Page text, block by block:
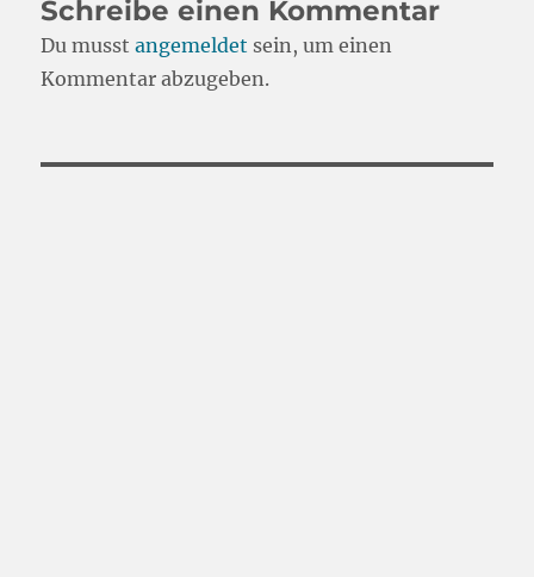
Schreibe einen Kommentar
Du musstangemeldet sein, um einen
Kommentar abzugeben.